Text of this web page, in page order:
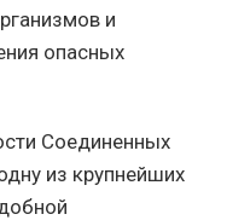
и
опасных
Соединенных
из крупнейших